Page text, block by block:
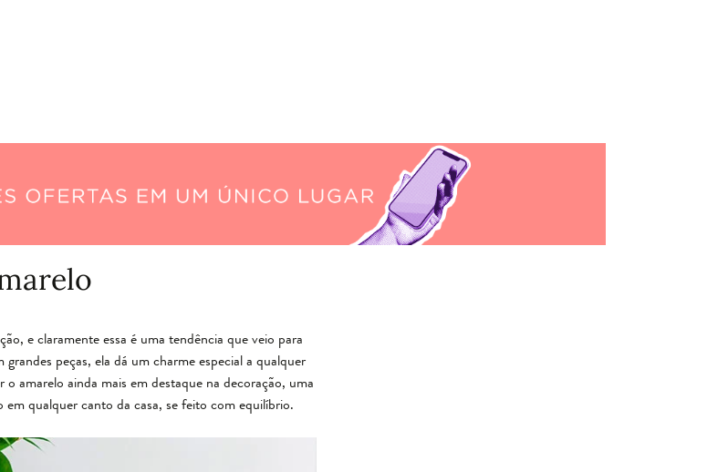
e claramente essa é uma tendência que veio para
peças, ela dá um charme especial a qualquer
amarelo ainda mais em destaque na decoração, uma
qualquer canto da casa, se feito com equilíbrio.